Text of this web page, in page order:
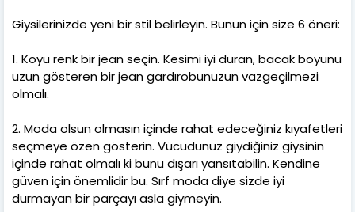
Giysilerinizde yeni bir stil belirleyin. Bunun için size 6 öneri:
1. Koyu renk bir jean seçin. Kesimi iyi duran, bacak boyunu
uzun gösteren bir jean gardırobunuzun vazgeçilmezi
olmalı.
2. Moda olsun olmasın içinde rahat edeceğiniz kıyafetleri
seçmeye özen gösterin. Vücudunuz giydiğiniz giysinin
içinde rahat olmalı ki bunu dışarı yansıtabilin. Kendine
güven için önemlidir bu. Sırf moda diye sizde iyi
durmayan bir parçayı asla giymeyin.